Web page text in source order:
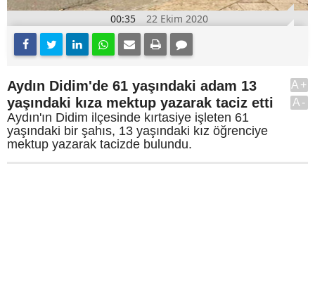
00:35 22 Ekim 2020
Aydın Didim'de 61 yaşındaki adam 13
yaşındaki kıza mektup yazarak taciz etti
Aydın'ın Didim ilçesinde kırtasiye işleten 61
yaşındaki bir şahıs, 13 yaşındaki kız öğrenciye
mektup yazarak tacizde bulundu.
A+
A-